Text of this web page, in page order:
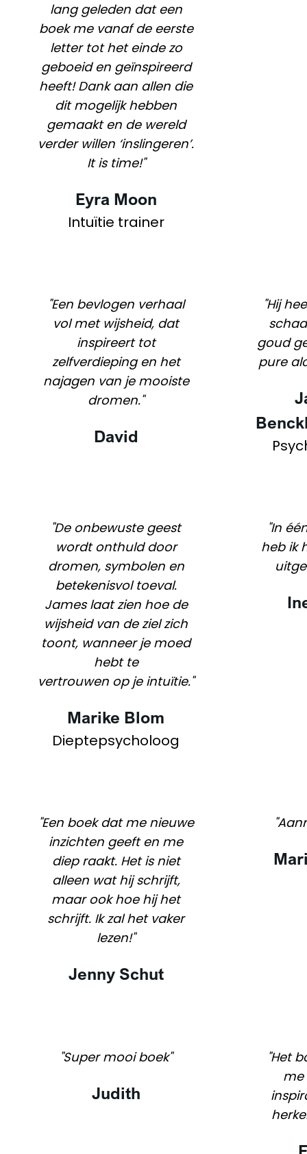
lang geleden dat een
boek me vanaf de eerste
letter tot het einde zo
geboeid en geïnspireerd
heeft! Dank aan allen die
dit mogelijk hebben
gemaakt en de wereld
verder willen ‘inslingeren’.
It is time!"
Eyra Moon
Intuïtie trainer
"Een bevlogen verhaal
vol met wijsheid, dat
inspireert tot
zelfverdieping en het
najagen van je mooiste
dromen."
David
"Hij
goud
pure
"De onbewuste geest
wordt onthuld door
dromen, symbolen en
betekenisvol toeval.
James laat zien hoe de
wijsheid van de ziel zich
toont, wanneer je moed
hebt te
vertrouwen op je intuïtie."
Marike Blom
Dieptepsycholoog
"In
heb ik
"Een boek dat me nieuwe
inzichten geeft en me
diep raakt. Het is niet
alleen wat hij schrijft,
maar ook hoe hij het
schrijft. Ik zal het vaker
lezen!"
Jenny Schut
"Super mooi boek"
Judith
"Het
me